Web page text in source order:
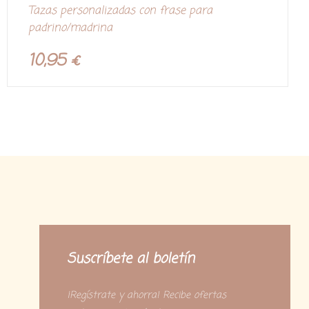
Tazas personalizadas con frase para
padrino/madrina
a
o
r
o
c10,95€
Suscríbete al boletín
¡Regístrate y ahorra! Recibe ofertas